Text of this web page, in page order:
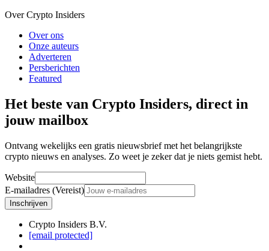
Over Crypto Insiders
Over ons
Onze auteurs
Adverteren
Persberichten
Featured
Het beste van Crypto Insiders, direct in
jouw mailbox
Ontvang wekelijks een gratis nieuwsbrief met het belangrijkste
crypto nieuws en analyses. Zo weet je zeker dat je niets gemist hebt.
Website
E-mailadres (Vereist)
Inschrijven
Crypto Insiders B.V.
[email protected]